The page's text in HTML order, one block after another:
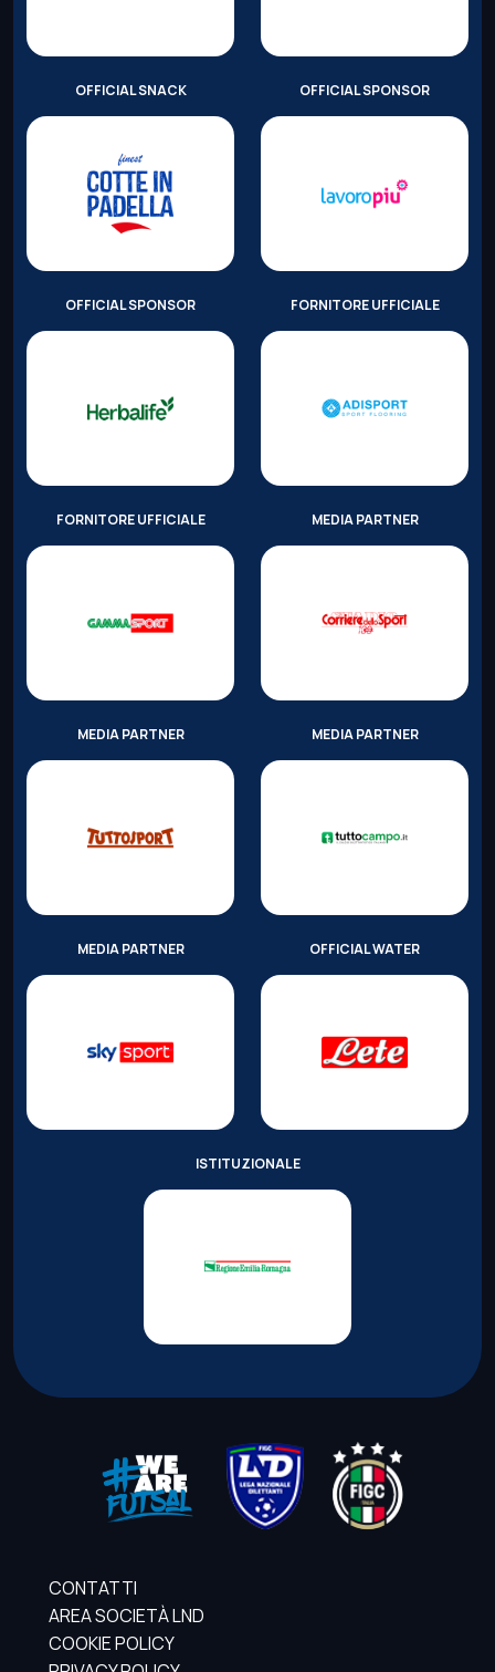
OFFICIAL SNACK OFFICIAL SPONSOR
OFFICIAL SPONSOR FORNITORE UFFICIALE
FORNITORE UFFICIALE MEDIA PARTNER
MEDIA PARTNER MEDIA PARTNER
MEDIA PARTNER OFFICIAL WATER
ISTITUZIONALE
CONTATTI
AREA SOCIETÀ LND
COOKIE POLICY